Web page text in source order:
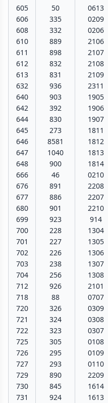
605
606
608
610
611
612
613
632
640
642
644
645
646
647
648
666
676
677
680
699
700
701
702
703
704
712
718
720
721
722
725
726
727
729
730
731
50
335
332
889
898
832
831
936
903
392
830
273
8581
1040
900
46
891
886
901
923
228
227
226
238
256
926
88
326
324
323
305
295
293
890
845
924
0613
0209
0206
2106
2107
2108
2109
2311
1905
1906
1907
1811
1812
1813
1814
0210
2208
2207
2210
914
1304
1305
1306
1307
1308
2101
0707
0309
0308
0307
0108
0109
0110
2209
1614
1613